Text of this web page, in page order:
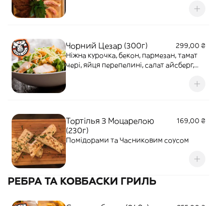
Чорний Цезар (300г)
299,00 ₴
Ніжна курочка, бекон, пармезан, тамат
чері, яйця перепелині, салат айсберг,
Тортілья З Моцарелою
(230г)
169,00 ₴
Помідорами та Часниковим соусом
РЕБРА ТА КОВБАСКИ ГРИЛЬ